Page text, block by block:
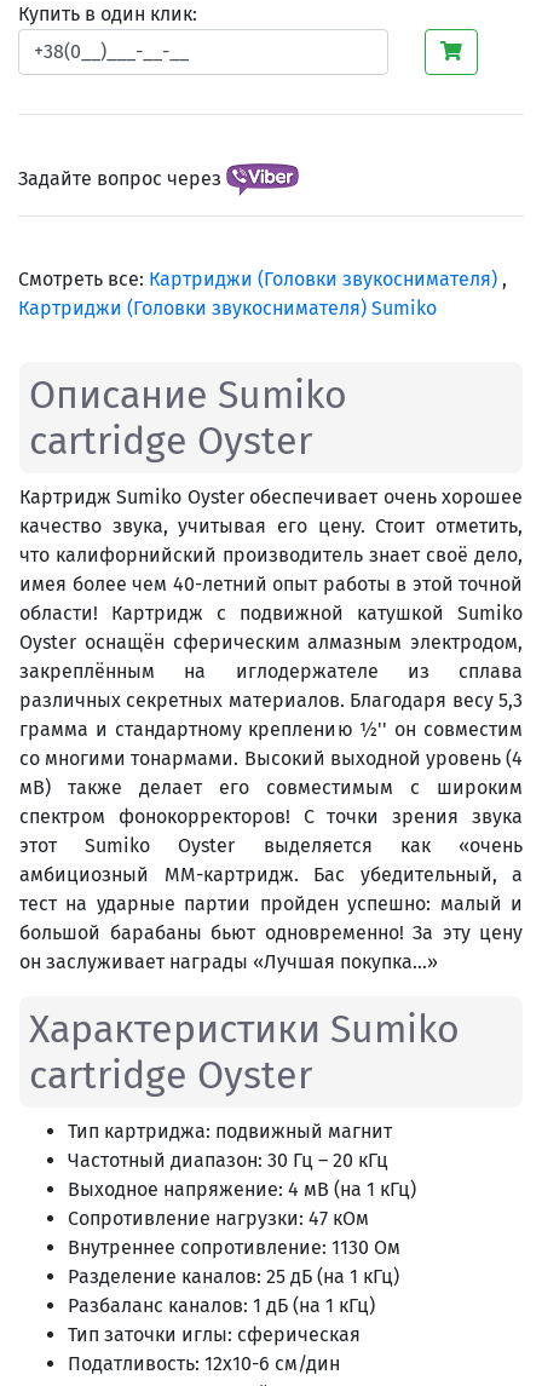
Купить в один клик:
Задайте вопрос через
Смотреть все: Картриджи (Головки звукоснимателя) ,
Картриджи (Головки звукоснимателя) Sumiko
Описание Sumiko
cartridge Oyster
Картридж Sumiko Oyster обеспечивает очень хорошее
качество звука, учитывая его цену. Стоит отметить,
что калифорнийский производитель знает своё дело,
имея более чем 40-летний опыт работы в этой точной
области! Картридж с подвижной катушкой Sumiko
Oyster оснащён сферическим алмазным электродом,
закреплённым на иглодержателе из сплава
различных секретных материалов. Благодаря весу 5,3
грамма и стандартному креплению ½'' он совместим
со многими тонармами. Высокий выходной уровень (4
мВ) также делает его совместимым с широким
спектром фонокорректоров! С точки зрения звука
этот Sumiko Oyster выделяется как «очень
амбициозный MM-картридж. Бас убедительный, а
тест на ударные партии пройден успешно: малый и
большой барабаны бьют одновременно! За эту цену
он заслуживает награды «Лучшая покупка…»
Характеристики Sumiko
cartridge Oyster
Тип картриджа: подвижный магнит
Частотный диапазон: 30 Гц – 20 кГц
Выходное напряжение: 4 мВ (на 1 кГц)
Сопротивление нагрузки: 47 кОм
Внутреннее сопротивление: 1130 Ом
Разделение каналов: 25 дБ (на 1 кГц)
Разбаланс каналов: 1 дБ (на 1 кГц)
Тип заточки иглы: сферическая
Податливость: 12х10-6 см/дин